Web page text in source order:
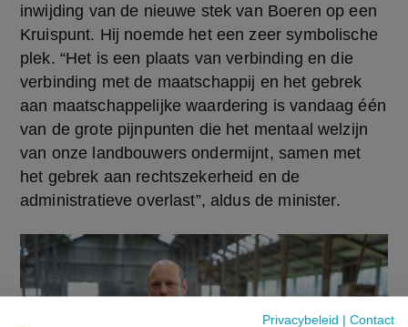
Privacybeleid | Contact
inwijding van de nieuwe stek van Boeren op een
Kruispunt. Hij noemde het een zeer symbolische
plek. “Het is een plaats van verbinding en die
verbinding met de maatschappij en het gebrek
aan maatschappelijke waardering is vandaag één
van de grote pijnpunten die het mentaal welzijn
van onze landbouwers ondermijnt, samen met
het gebrek aan rechtszekerheid en de
administratieve overlast”, aldus de minister.